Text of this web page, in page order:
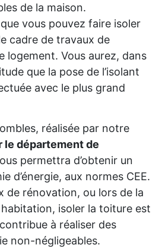
de la maison.
vous pouvez faire isoler
cadre de travaux de
logement. Vous aurez, dans
que la pose de l’isolant
avec le plus grand
réalisée par notre
le département de
permettra d’obtenir un
d’énergie, aux normes CEE.
de rénovation, ou lors de la
isoler la toiture est
à réaliser des
non-négligeables.